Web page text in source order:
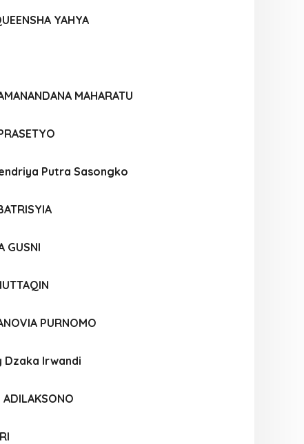
YAHYA
MAHARATU
Putra Sasongko
GUSNI
PURNOMO
Dzaka Irwandi
ADILAKSONO